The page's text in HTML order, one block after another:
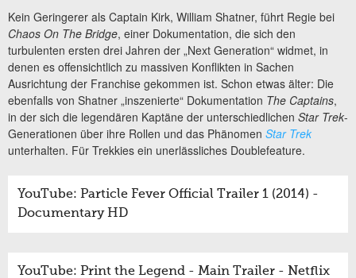
Kein Geringerer als Captain Kirk, William Shatner, führt Regie bei
Chaos On The Bridge, einer Dokumentation, die sich den
turbulenten ersten drei Jahren der „Next Generation“ widmet, in
denen es offensichtlich zu massiven Konflikten in Sachen
Ausrichtung der Franchise gekommen ist. Schon etwas älter: Die
ebenfalls von Shatner „inszenierte“ Dokumentation The Captains,
in der sich die legendären Kaptäne der unterschiedlichen Star Trek-
Generationen über ihre Rollen und das Phänomen Star Trek
unterhalten. Für Trekkies ein unerlässliches Doublefeature.
YouTube: Particle Fever Official Trailer 1 (2014) -
Documentary HD
YouTube: Print the Legend - Main Trailer - Netflix